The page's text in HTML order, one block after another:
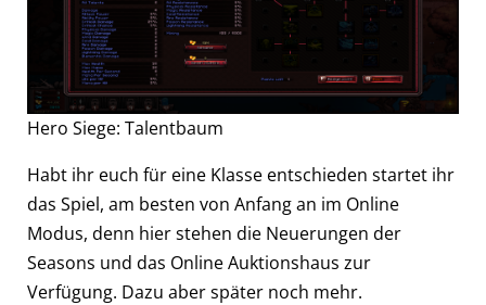
Hero Siege: Talentbaum
Habt ihr euch für eine Klasse entschieden startet ihr
das Spiel, am besten von Anfang an im Online
Modus, denn hier stehen die Neuerungen der
Seasons und das Online Auktionshaus zur
Verfügung. Dazu aber später noch mehr.